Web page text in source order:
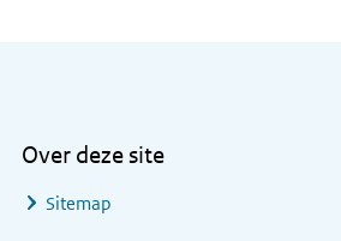
Over deze site
Sitemap